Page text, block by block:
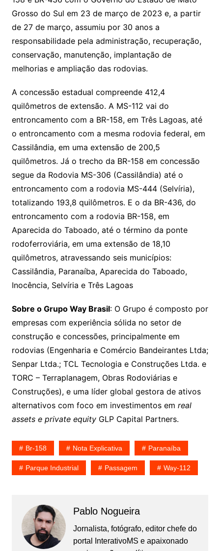
Grosso do Sul em 23 de março de 2023 e, a partir
de 27 de março, assumiu por 30 anos a
responsabilidade pela administração, recuperação,
conservação, manutenção, implantação de
melhorias e ampliação das rodovias.
A concessão estadual compreende 412,4
quilômetros de extensão. A MS-112 vai do
entroncamento com a BR-158, em Três Lagoas, até
o entroncamento com a mesma rodovia federal, em
Cassilândia, em uma extensão de 200,5
quilômetros. Já o trecho da BR-158 em concessão
segue da Rodovia MS-306 (Cassilândia) até o
entroncamento com a rodovia MS-444 (Selvíria),
totalizando 193,8 quilômetros. E o da BR-436, do
entroncamento com a rodovia BR-158, em
Aparecida do Taboado, até o término da ponte
rodoferroviária, em uma extensão de 18,10
quilômetros, atravessando seis municípios:
Cassilândia, Paranaíba, Aparecida do Taboado,
Inocência, Selvíria e Três Lagoas
Sobre o Grupo Way Brasil: O Grupo é composto por
empresas com experiência sólida no setor de
construção e concessões, principalmente em
rodovias (Engenharia e Comércio Bandeirantes Ltda;
Senpar Ltda.; TCL Tecnologia e Construções Ltda. e
TORC – Terraplanagem, Obras Rodoviárias e
Construções), e uma líder global gestora de ativos
alternativos com foco em investimentos em real
assets e private equityGLP Capital Partners.
Br-158 Nota Explicativa Paranaíba
Parque Industrial Passagem Way-112
Pablo Nogueira
Jornalista, fotógrafo, editor chefe do
portal InterativoMS e apaixonado